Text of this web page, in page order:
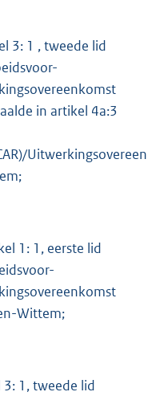
3: 1 , tweede lid
in artikel 4a:3
1: 1, eerste lid
Wittem;
1, tweede lid